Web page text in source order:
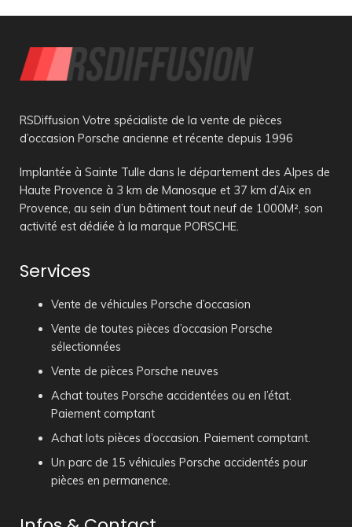
RSDiffusion Votre spécialiste de la vente de pièces
d’occasion Porsche ancienne et récente depuis 1996
Implantée à Sainte Tulle dans le département des Alpes de
Haute Provence à 3 km de Manosque et 37 km d’Aix en
Provence, au sein d’un bâtiment tout neuf de 1000M², son
activité est dédiée à la marque PORSCHE.
Services
Vente de véhicules Porsche d’occasion
Vente de toutes pièces d’occasion Porsche
sélectionnées
Vente de pièces Porsche neuves
Achat toutes Porsche accidentées ou en l’état.
Paiement comptant
Achat lots pièces d’occasion. Paiement comptant.
Un parc de 15 véhicules Porsche accidentés pour
pièces en permanence.